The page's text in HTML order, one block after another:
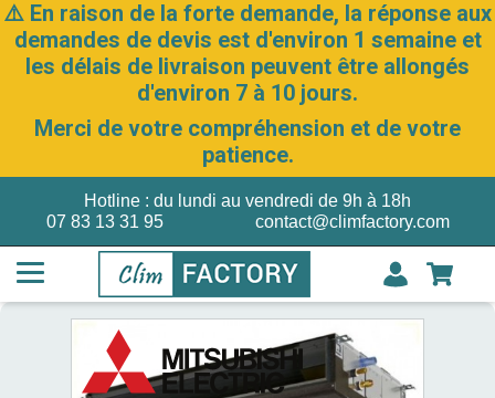
⚠️ En raison de la forte demande, la réponse aux
demandes de devis est d'environ 1 semaine et
les délais de livraison peuvent être allongés
d'environ 7 à 10 jours.
Merci de votre compréhension et de votre
patience.
07 83 13 31 95
Hotline : du lundi au vendredi de 9h à 18h
contact@climfactory.com